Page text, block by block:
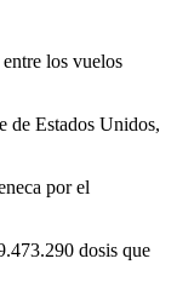
los vuelos
de Estados Unidos,
por el
dosis que